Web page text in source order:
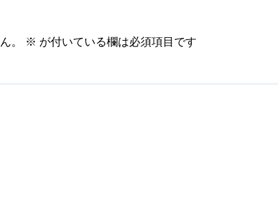
。 ※ が付いている欄は必須項目です